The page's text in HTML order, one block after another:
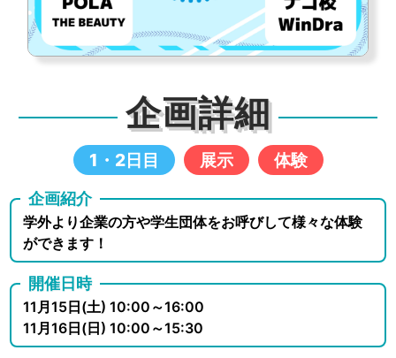
企画詳細
1・2日目 展示 体験
企画紹介
学外より企業の方や学生団体をお呼びして様々な体験
ができます！
開催日時
11月15日(土) 10:00～16:00
11月16日(日) 10:00～15:30